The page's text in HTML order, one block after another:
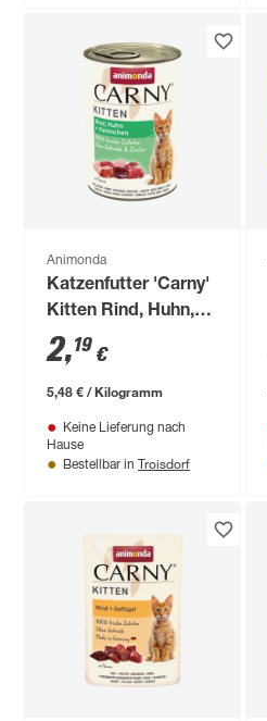
Animonda
Katzenfutter 'Carny'
Kitten Rind, Huhn,
Kartoffel 400 g
2,19 €
5,48 € / Kilogramm
Keine Lieferung nach
Hause
Bestellbar in Troisdorf